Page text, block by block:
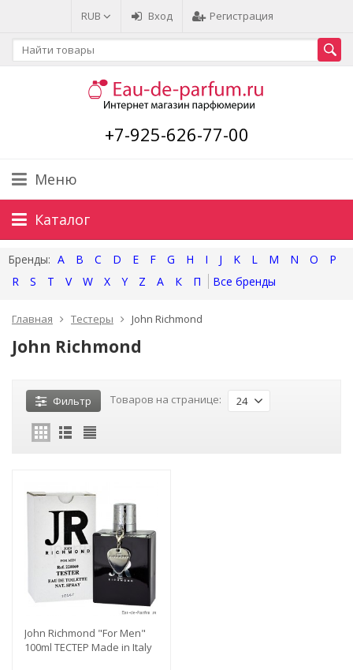
RUB Вход Регистрация
+7-925-626-77-00
Меню
Каталог
A B C D E F G H I J K L M N O
P
R
S T V W X Y Z А К П
Главная Тестеры John Richmond
John Richmond
Фильтр Товаров на странице: 24
John Richmond "For Men"
100ml ТЕСТЕР Made in Italy